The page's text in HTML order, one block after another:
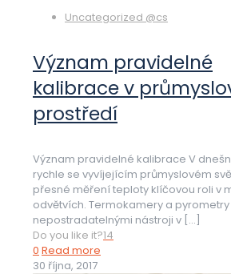
Uncategorized @cs
Význam pravidelné
kalibrace v
prostředí
Význam pravidelné kalibrace V
rychle se vyvíjejícím průmyslovém
přesné měření teploty klíčovou roli v
odvětvích. Termokamery a pyrometry
nepostradatelnými nástroji v […]
Do you like it?14
0 Read more
30 října, 2017